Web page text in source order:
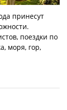
принесут
поездки по
моря, гор,